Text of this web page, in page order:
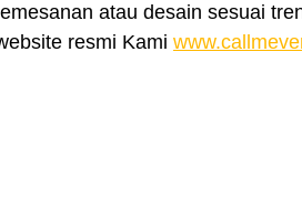
atau desain sesuai
resmi Kami